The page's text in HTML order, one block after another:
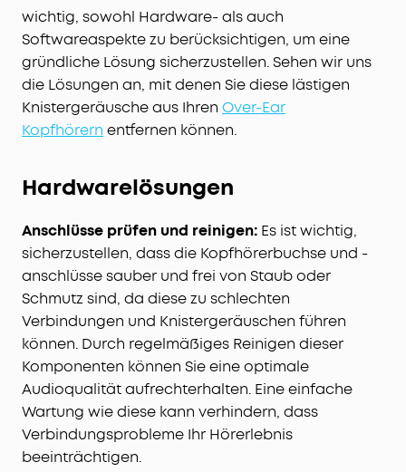
wichtig, sowohl Hardware- als auch
Softwareaspekte zu berücksichtigen, um eine
gründliche Lösung sicherzustellen. Sehen wir uns
die Lösungen an, mit denen Sie diese lästigen
Knistergeräusche aus Ihren Over-Ear
Kopfhörern entfernen können.
Hardwarelösungen
Anschlüsse prüfen und reinigen: Es ist wichtig,
sicherzustellen, dass die Kopfhörerbuchse und -
anschlüsse sauber und frei von Staub oder
Schmutz sind, da diese zu schlechten
Verbindungen und Knistergeräuschen führen
können. Durch regelmäßiges Reinigen dieser
Komponenten können Sie eine optimale
Audioqualität aufrechterhalten. Eine einfache
Wartung wie diese kann verhindern, dass
Verbindungsprobleme Ihr Hörerlebnis
beeinträchtigen.